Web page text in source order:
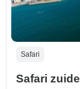
Safari
Safari